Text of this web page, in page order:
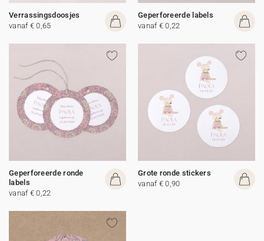
Verrassingsdoosjes
vanaf € 0,65
Geperforeerde labels
vanaf € 0,22
Geperforeerde ronde
labels
vanaf € 0,22
Grote ronde stickers
vanaf € 0,90